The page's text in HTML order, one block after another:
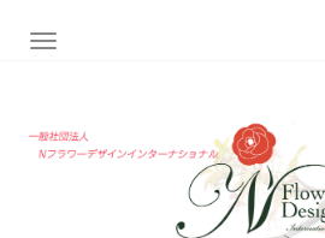
ナビゲーション切り替え